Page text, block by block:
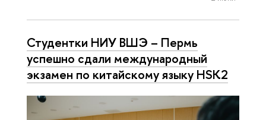
Студентки НИУ ВШЭ – Пермь
успешно сдали международный
экзамен по китайскому языку HSK2